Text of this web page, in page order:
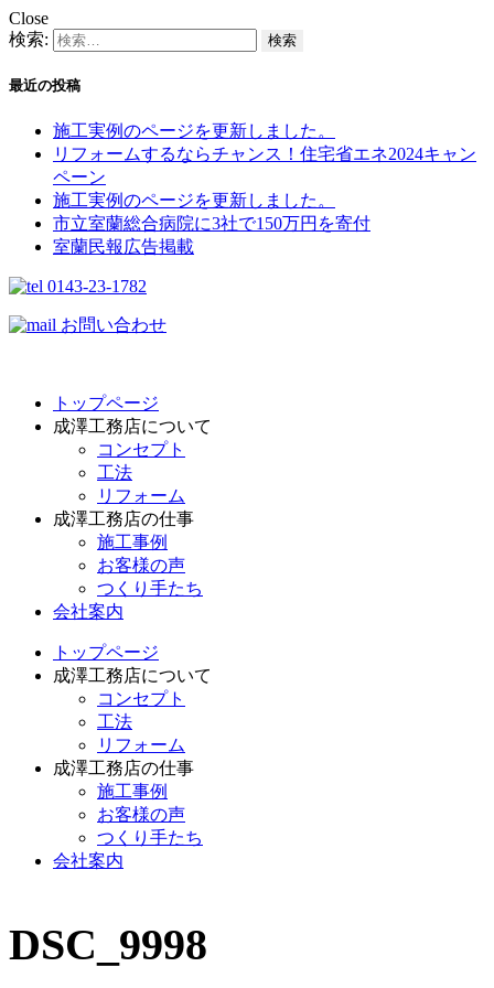
Close
検索:
最近の投稿
施工実例のページを更新しました。
リフォームするならチャンス！住宅省エネ2024キャン
ペーン​
施工実例のページを更新しました。
市立室蘭総合病院に3社で150万円を寄付
室蘭民報広告掲載
0143-23-1782
お問い合わせ
トップページ
成澤工務店について
コンセプト
工法
リフォーム
成澤工務店の仕事
施工事例
お客様の声
つくり手たち
会社案内
トップページ
成澤工務店について
コンセプト
工法
リフォーム
成澤工務店の仕事
施工事例
お客様の声
つくり手たち
会社案内
DSC_9998